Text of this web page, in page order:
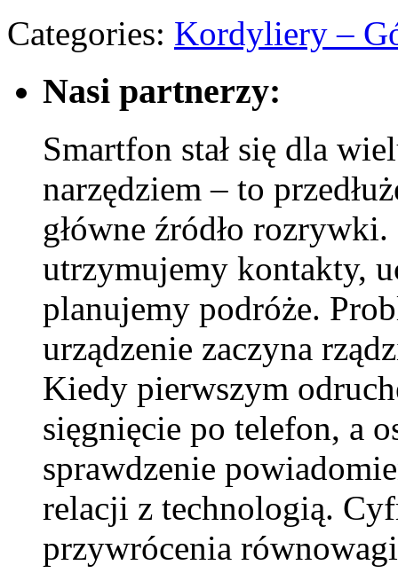
Categories: Kordyliery –
Nasi partnerzy:
Smartfon stał się dla
narzędziem – to
główne źródło
utrzymujemy kontakty,
planujemy podróże.
urządzenie zaczyna
Kiedy pierwszym
sięgnięcie po telefon, a
sprawdzenie
relacji z technologią.
przywrócenia